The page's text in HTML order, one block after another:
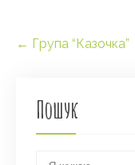
Post
navigation
← Група “Казочка”
Пошук